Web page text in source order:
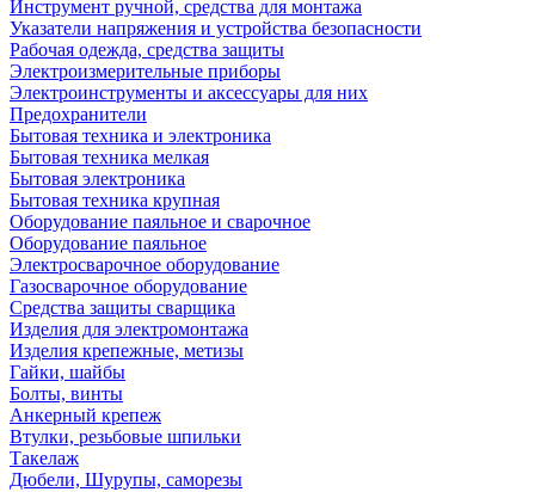
Инструмент ручной, средства для монтажа
Указатели напряжения и устройства безопасности
Рабочая одежда, средства защиты
Электроизмерительные приборы
Электроинструменты и аксессуары для них
Предохранители
Бытовая техника и электроника
Бытовая техника мелкая
Бытовая электроника
Бытовая техника крупная
Оборудование паяльное и сварочное
Оборудование паяльное
Электросварочное оборудование
Газосварочное оборудование
Средства защиты сварщика
Изделия для электромонтажа
Изделия крепежные, метизы
Гайки, шайбы
Болты, винты
Анкерный крепеж
Втулки, резьбовые шпильки
Такелаж
Дюбели, Шурупы, саморезы